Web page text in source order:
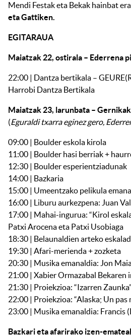
Mendi Festak eta Bekak hainbat
eta Gattiken.
EGITARAUA
Maiatzak 22, ostirala – Ederrena
22:00 | Dantza bertikala –
Harrobi Dantza Bertikala
Maiatzak 23, larunbata –
(Eguraldi txarra eginez gero,
09:00 | Boulder eskola kirola
11:00 | Boulder hasi berriak +
12:30 | Boulder esperientziadunak
14:00 | Bazkaria
15:00 | Umeentzako pelikula
16:00 | Liburu aurkezpena: Juan
17:00 | Mahai-ingurua: “Kirol
Patxi Arocena eta Patxi Usobiaga
18:30 | Belaunaldien arteko
19:30 | Afari-merienda + zozketa
20:30 | Musika emanaldia: Jon
21:00 | Xabier Ormazabal Bekaren
21:30 | Proiekzioa: “Izarren
22:00 | Proiekzioa: “Alaska; Un pas
23:00 | Musika emanaldia: Francis
Bazkari eta afarirako izen-